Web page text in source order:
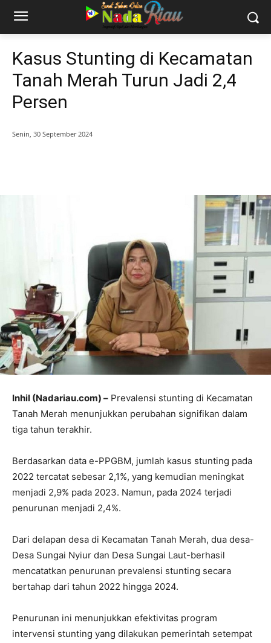
Kasus Stunting di Kecamatan
Tanah Merah Turun Jadi 2,4
Persen
Senin, 30 September 2024
Inhil (Nadariau.com) – Prevalensi stunting di Kecamatan
Tanah Merah menunjukkan perubahan signifikan dalam
tiga tahun terakhir.
Berdasarkan data e-PPGBM, jumlah kasus stunting pada
2022 tercatat sebesar 2,1%, yang kemudian meningkat
menjadi 2,9% pada 2023. Namun, pada 2024 terjadi
penurunan menjadi 2,4%.
Dari delapan desa di Kecamatan Tanah Merah, dua desa-
Desa Sungai Nyiur dan Desa Sungai Laut-berhasil
mencatatkan penurunan prevalensi stunting secara
bertahap dari tahun 2022 hingga 2024.
Penurunan ini menunjukkan efektivitas program
intervensi stunting yang dilakukan pemerintah setempat